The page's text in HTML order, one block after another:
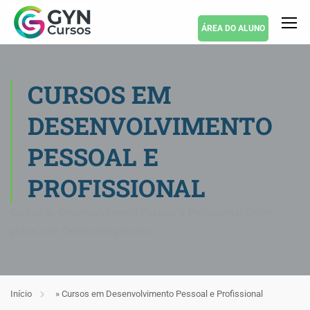
ÁREA DO ALUNO
CURSOS EM
DESENVOLVIMENTO
PESSOAL E
PROFISSIONAL
Início » Cursos em Desenvolvimento Pessoal e Profissional